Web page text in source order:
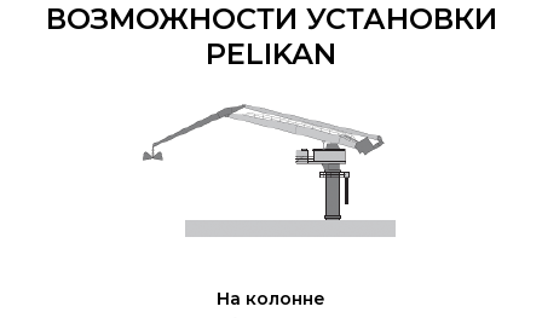
ВОЗМОЖНОСТИ УСТАНОВКИ
PELIKAN
На колонне